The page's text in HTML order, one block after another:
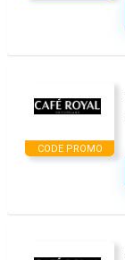
CODE PROMO